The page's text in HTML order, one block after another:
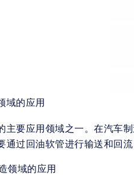
域的应用
主要应用领域之一。在汽车
通过回油软管进行输送和回
领域的应用